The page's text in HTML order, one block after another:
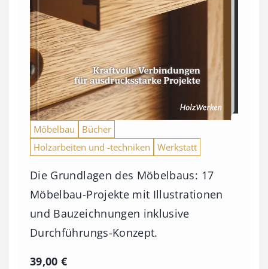
Möbelbau
Bücher
Holzarbeiten und -techniken
Werkstatt
Die Grundlagen des Möbelbaus: 17
Möbelbau-Projekte mit Illustrationen
und Bauzeichnungen inklusive
Durchführungs-Konzept.
39,00€